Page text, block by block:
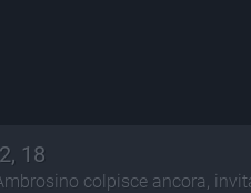
18
colpisce ancora,